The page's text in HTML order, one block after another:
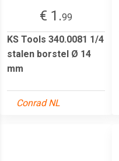
€ 1.99
KS Tools 340.0081 1/4
stalen borstel Ø 14
mm
Conrad NL